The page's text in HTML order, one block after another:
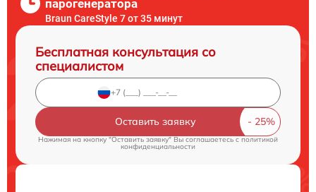
парогенератора
Braun CareStyle 7 от 35 минут
Бесплатная консультация со
специалистом
Оставить заявку
Нажимая на кнопку "Оставить заявку" Вы соглашаетесь cполитикой
конфиденциальности